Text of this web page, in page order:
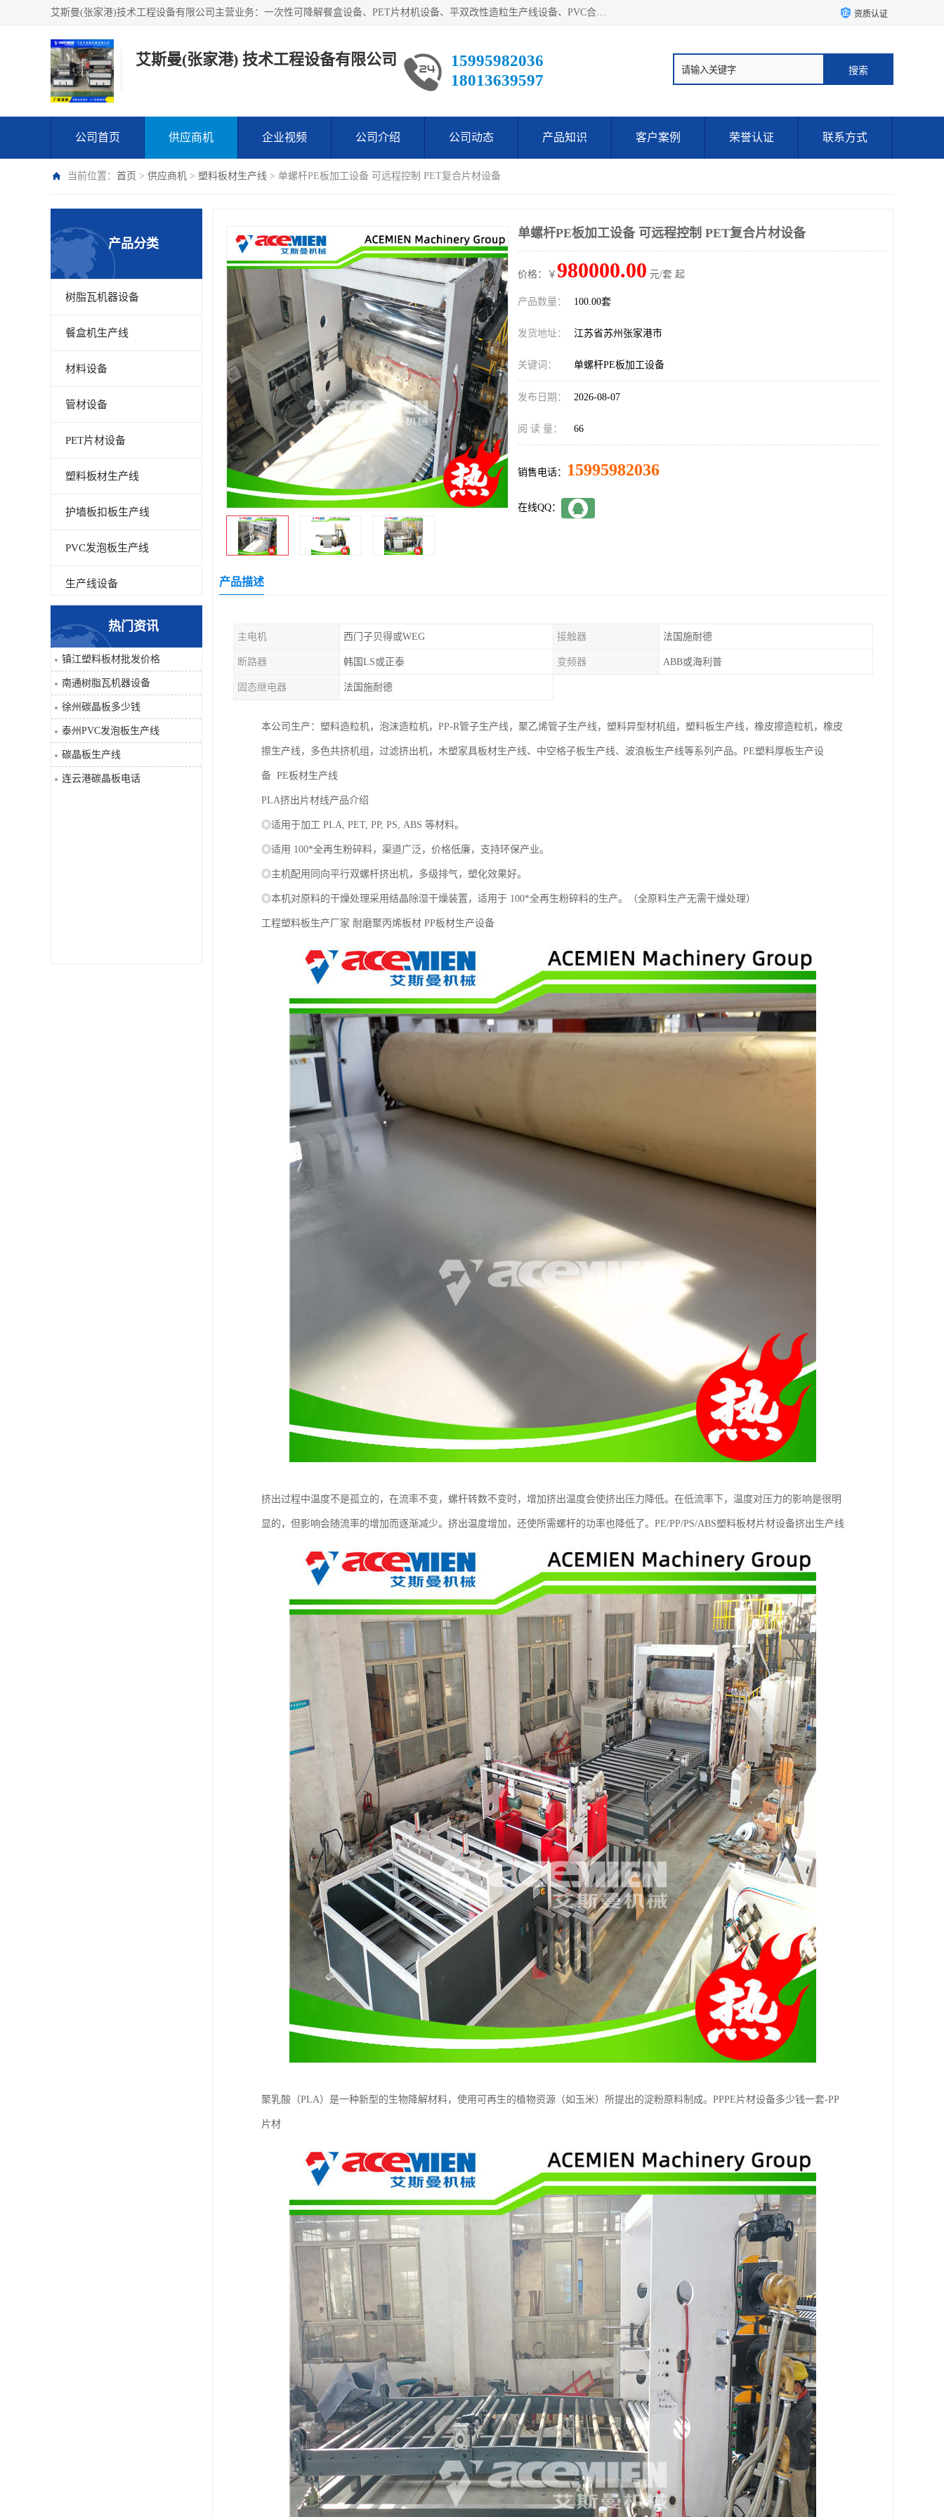
艾斯曼(张家港)技术工程设备有限公司主营业务：一次性可降解餐盒设备、PET片材机设备、平双改性造粒生产线设备、PVC合成树脂瓦设备、PP中空建筑模板设备、PVC管材设备等。成立至今，在国内我们的产品已经销售到全国所有省份，拥有多家客户，在国外产品出口到五十多个国家和地区。 资质认证
艾斯曼(张家港) 技术工程设备有限公司
15995982036
18013639597
公司首页 供应商机 企业视频 公司介绍 公司动态 产品知识 客户案例 荣誉认证 联系方式
当前位置： 首页 > 供应商机 > 塑料板材生产线 > 单螺杆PE板加工设备 可远程控制 PET复合片材设备
产品分类
树脂瓦机器设备
餐盒机生产线
材料设备
管材设备
PET片材设备
塑料板材生产线
护墙板扣板生产线
PVC发泡板生产线
生产线设备
碳晶板生产线
PVC仿大理石板生产线
热门资讯
镇江塑料板材批发价格
南通树脂瓦机器设备
徐州碳晶板多少钱
泰州PVC发泡板生产线
碳晶板生产线
连云港碳晶板电话
单螺杆PE板加工设备 可远程控制 PET复合片材设备
价格：￥ 980000.00 元/套 起
产品数量： 100.00套
发货地址： 江苏省苏州张家港市
关键词： 单螺杆PE板加工设备
发布日期： 2026-08-07
阅 读 量： 66
销售电话： 15995982036
在线QQ：
产品描述
主电机 西门子贝得或WEG 接触器 法国施耐德
断路器 韩国LS或正泰 变频器 ABB或海利普
固态继电器 法国施耐德
本公司生产：塑料造粒机，泡沫造粒机，PP-R管子生产线，聚乙烯管子生产线，塑料异型材机组，塑料板生产线，橡皮擦造粒机，橡皮
擦生产线，多色共挤机组，过滤挤出机，木塑家具板材生产线、中空格子板生产线、波浪板生产线等系列产品。PE塑料厚板生产设
备 PE板材生产线
PLA挤出片材线产品介绍
◎适用于加工 PLA, PET, PP, PS, ABS 等材料。
◎适用 100*全再生粉碎料，渠道广泛，价格低廉，支持环保产业。
◎主机配用同向平行双螺杆挤出机，多级排气，塑化效果好。
◎本机对原料的干燥处理采用结晶除湿干燥装置，适用于 100*全再生粉碎料的生产。（全原料生产无需干燥处理）
工程塑料板生产厂家 耐磨聚丙烯板材 PP板材生产设备
挤出过程中温度不是孤立的，在流率不变，螺杆转数不变时，增加挤出温度会使挤出压力降低。在低流率下，温度对压力的影响是很明
显的，但影响会随流率的增加而逐渐减少。挤出温度增加，还使所需螺杆的功率也降低了。PE/PP/PS/ABS塑料板材片材设备挤出生产线
聚乳酸（PLA）是一种新型的生物降解材料，使用可再生的植物资源（如玉米）所提出的淀粉原料制成。PPPE片材设备多少钱一套-PP
片材